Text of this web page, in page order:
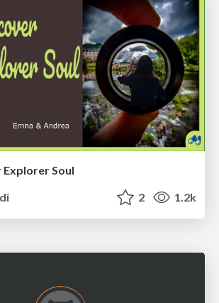
Soul
2 1.2k